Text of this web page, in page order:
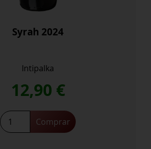
Syrah 2024
Intipalka
12,90 €
Syrah
2024
Comprar